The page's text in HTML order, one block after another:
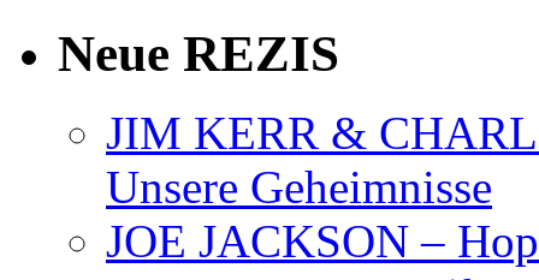
Neue REZIS
JIM KERR &
Unsere Geheimnisse
JOE JACKSON –